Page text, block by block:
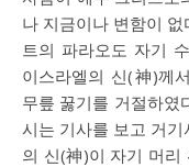
나 지금이나 변함이
트의 파라오도 자기
이스라엘의 신(神)께
무릎 꿇기를 거절하였
시는 기사를 보고 거
의 신(神)이 자기 머리